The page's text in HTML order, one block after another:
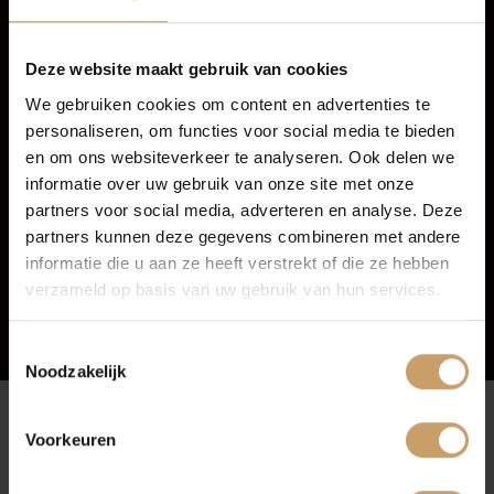
Deze website maakt gebruik van cookies
We gebruiken cookies om content en advertenties te
personaliseren, om functies voor social media te bieden
en om ons websiteverkeer te analyseren. Ook delen we
informatie over uw gebruik van onze site met onze
partners voor social media, adverteren en analyse. Deze
partners kunnen deze gegevens combineren met andere
informatie die u aan ze heeft verstrekt of die ze hebben
verzameld op basis van uw gebruik van hun services.
Noodzakelijk
VoorkeurenAfleverpakketten
Financiering
Autoverzekeringen
Verkoop
Auto onderhoud
Over Autobedrijf De Baaij